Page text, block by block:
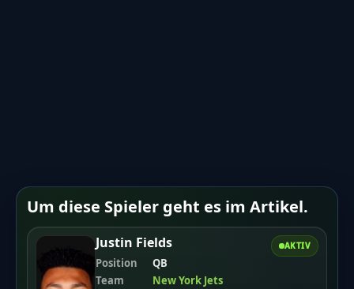
Um diese Spieler geht es im Artikel.
AKTIV
Justin Fields
Position
QB
Team
New York Jets